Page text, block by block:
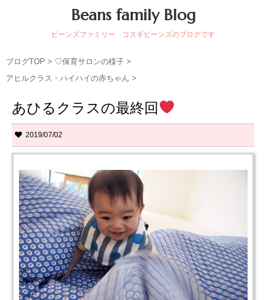
Beans family Blog
ビーンズファミリー コスギビーンズのブログです
ブログTOP > ♡保育サロンの様子 >
アヒルクラス・ハイハイの赤ちゃん >
あひるクラスの最終回
2019/07/02